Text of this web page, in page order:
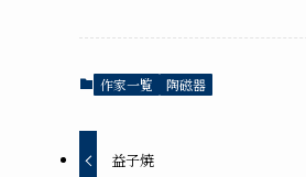
作家一覧 陶磁器
益子焼